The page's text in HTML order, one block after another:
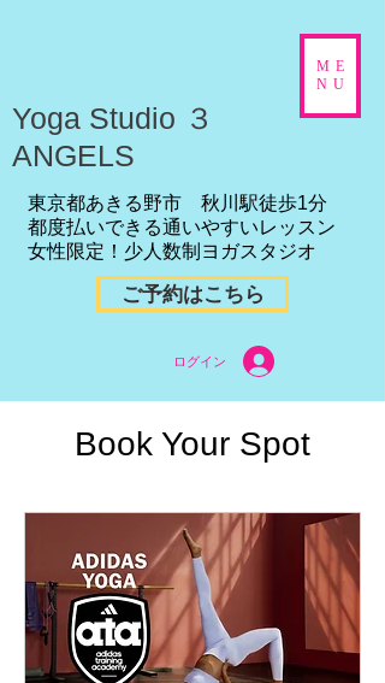
東京都あきる野市 秋川駅徒歩1分
都度払いできる通いやすいレッスン
女性限定！少人数制ヨガスタジオ
​Yoga Studio ３
ANGELS
ログイン
ご予約はこちら
ME
NU
Book Your Spot